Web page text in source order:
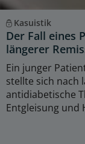
Kasuistik
Der Fall eines
längerer
Ein junger
stellte sich nach
antidiabetische
Entgleisung und